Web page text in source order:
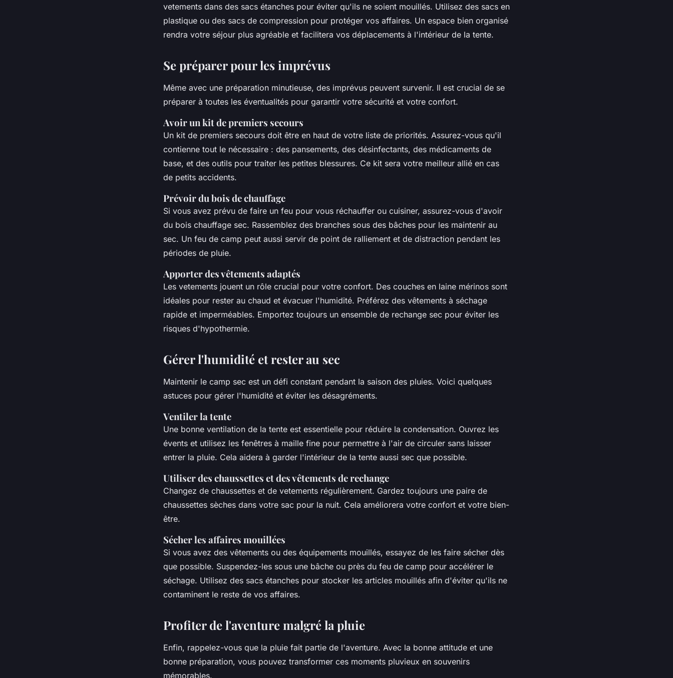
vetements dans des sacs étanches pour éviter qu'ils ne soient mouillés. Utilisez des sacs en
plastique ou des sacs de compression pour protéger vos affaires. Un espace bien organisé
rendra votre séjour plus agréable et facilitera vos déplacements à l'intérieur de la tente.
Se préparer pour les imprévus
Même avec une préparation minutieuse, des imprévus peuvent survenir. Il est crucial de se
préparer à toutes les éventualités pour garantir votre sécurité et votre confort.
Avoir un kit de premiers secours
Un kit de premiers secours doit être en haut de votre liste de priorités. Assurez-vous qu'il
contienne tout le nécessaire : des pansements, des désinfectants, des médicaments de
base, et des outils pour traiter les petites blessures. Ce kit sera votre meilleur allié en cas
de petits accidents.
Prévoir du bois de chauffage
Si vous avez prévu de faire un feu pour vous réchauffer ou cuisiner, assurez-vous d'avoir
du bois chauffage sec. Rassemblez des branches sous des bâches pour les maintenir au
sec. Un feu de camp peut aussi servir de point de ralliement et de distraction pendant les
périodes de pluie.
Apporter des vêtements adaptés
Les vetements jouent un rôle crucial pour votre confort. Des couches en laine mérinos sont
idéales pour rester au chaud et évacuer l'humidité. Préférez des vêtements à séchage
rapide et imperméables. Emportez toujours un ensemble de rechange sec pour éviter les
risques d'hypothermie.
Gérer l'humidité et rester au sec
Maintenir le camp sec est un défi constant pendant la saison des pluies. Voici quelques
astuces pour gérer l'humidité et éviter les désagréments.
Ventiler la tente
Une bonne ventilation de la tente est essentielle pour réduire la condensation. Ouvrez les
évents et utilisez les fenêtres à maille fine pour permettre à l'air de circuler sans laisser
entrer la pluie. Cela aidera à garder l'intérieur de la tente aussi sec que possible.
Utiliser des chaussettes et des vêtements de rechange
Changez de chaussettes et de vetements régulièrement. Gardez toujours une paire de
chaussettes sèches dans votre sac pour la nuit. Cela améliorera votre confort et votre bien-
être.
Sécher les affaires mouillées
Si vous avez des vêtements ou des équipements mouillés, essayez de les faire sécher dès
que possible. Suspendez-les sous une bâche ou près du feu de camp pour accélérer le
séchage. Utilisez des sacs étanches pour stocker les articles mouillés afin d'éviter qu'ils ne
contaminent le reste de vos affaires.
Profiter de l'aventure malgré la pluie
Enfin, rappelez-vous que la pluie fait partie de l'aventure. Avec la bonne attitude et une
bonne préparation, vous pouvez transformer ces moments pluvieux en souvenirs
mémorables.